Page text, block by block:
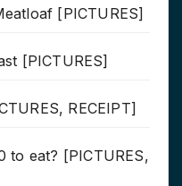
[PICTURES]
[PICTURES]
RECEIPT]
to eat? [PICTURES,